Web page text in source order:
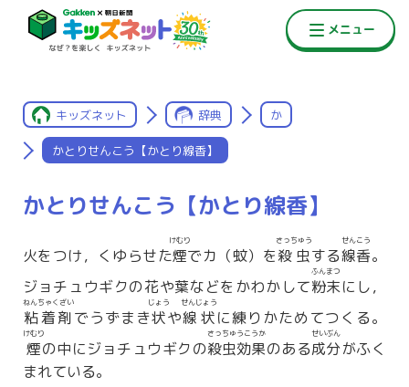
キッズネット 辞典 か
かとりせんこう【かとり線香】
かとりせんこう【かとり線香】
火をつけ，くゆらせた煙
けむり
でカ（蚊）を殺虫
さっちゅう
する線香
せんこう
。
ジョチュウギクの花や葉などをかわかして粉末
ふんまつ
にし，
粘着剤
ねんちゃくざい
でうずまき状
じょう
や線状
せんじょう
に練りかためてつくる。
煙
けむり
の中にジョチュウギクの殺虫効果
さっちゅうこうか
のある成分
せいぶん
がふく
まれている。